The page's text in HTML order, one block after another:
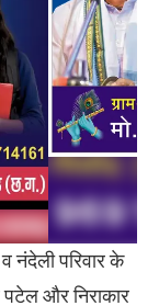
नंदेली परिवार के
और निराकार